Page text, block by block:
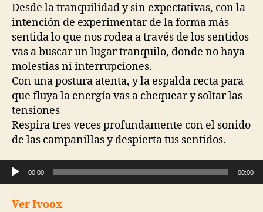
Desde la tranquilidad y sin expectativas, con la
intención de experimentar de la forma más
sentida lo que nos rodea a través de los sentidos
vas a buscar un lugar tranquilo, donde no haya
molestias ni interrupciones.
Con una postura atenta, y la espalda recta para
que fluya la energía vas a chequear y soltar las
tensiones
Respira tres veces profundamente con el sonido
de las campanillas y despierta tus sentidos.
Reproductor de audio
00:00 00:00
Ver Ivoox